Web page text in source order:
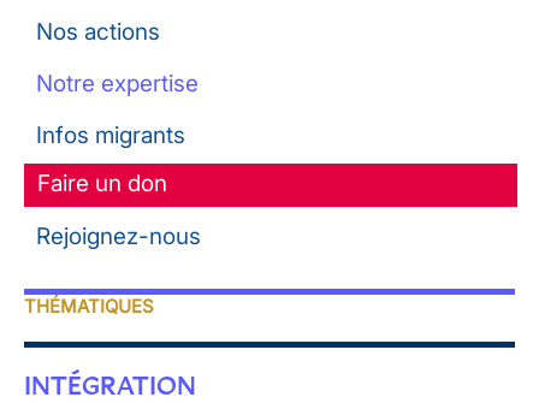
Nos actions
Notre expertise
Infos migrants
Faire un don
Rejoignez-nous
THÉMATIQUES
INTÉGRATION